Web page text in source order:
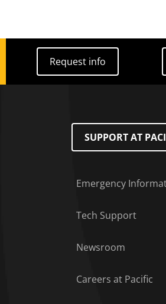
Request info
Request info
SUPPORT AT
Emergency
Tech Support
Newsroom
Careers at Pacific